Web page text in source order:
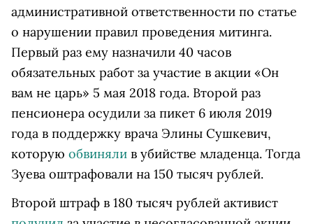
административной ответственности по статье
о нарушении правил проведения митинга.
Первый раз ему назначили 40 часов
обязательных работ за участие в акции «Он
вам не царь» 5 мая 2018 года. Второй раз
пенсионера осудили за пикет 6 июля 2019
года в поддержку врача Элины Сушкевич,
которую обвиняли в убийстве младенца. Тогда
Зуева оштрафовали на 150 тысяч рублей.
Второй штраф в 180 тысяч рублей активист